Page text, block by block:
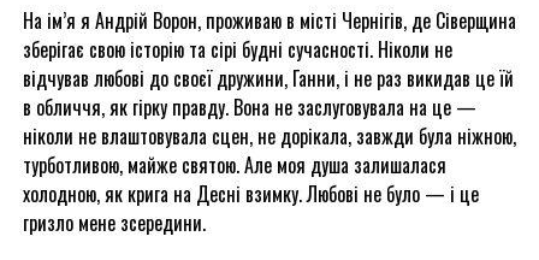
На ім’я я Андрій Ворон, проживаю в місті Чернігів, де Сіверщина
зберігає свою історію та сірі будні сучасності. Ніколи не
відчував любові до своєї дружини, Ганни, і не раз викидав це їй
в обличчя, як гірку правду. Вона не заслуговувала на це —
ніколи не влаштовувала сцен, не дорікала, завжди була ніжною,
турботливою, майже святою. Але моя душа залишалася
холодною, як крига на Десні взимку. Любові не було — і це
гризло мене зсередини.